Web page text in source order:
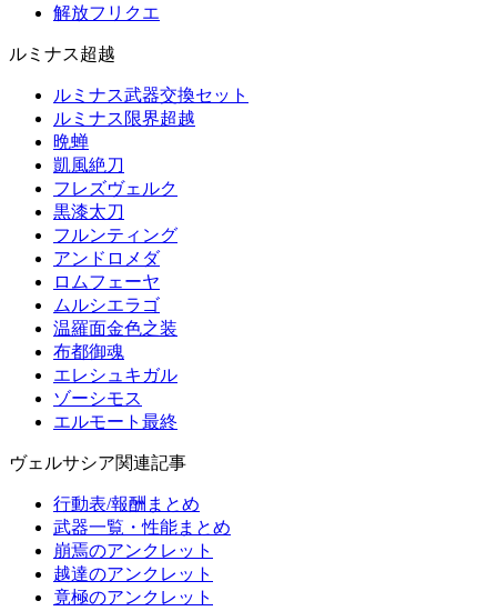
解放フリクエ
ルミナス超越
ルミナス武器交換セット
ルミナス限界超越
晩蝉
凱風絶刀
フレズヴェルク
黒漆太刀
フルンティング
アンドロメダ
ロムフェーヤ
ムルシエラゴ
温羅面金色之装
布都御魂
エレシュキガル
ゾーシモス
エルモート最終
ヴェルサシア関連記事
行動表/報酬まとめ
武器一覧・性能まとめ
崩焉のアンクレット
越達のアンクレット
竟極のアンクレット